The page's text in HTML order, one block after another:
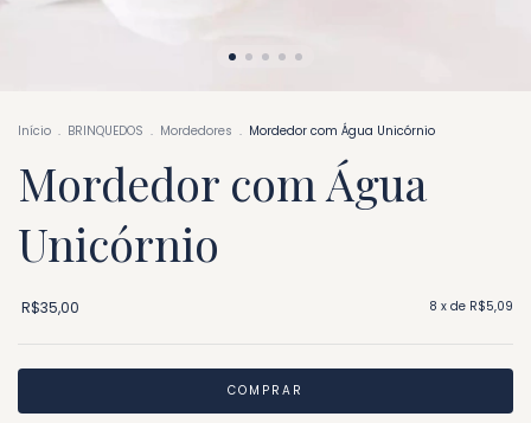
Início . BRINQUEDOS . Mordedores . Mordedor com Água Unicórnio
Mordedor com Água
Unicórnio
R$35,00 8 x de R$5,09